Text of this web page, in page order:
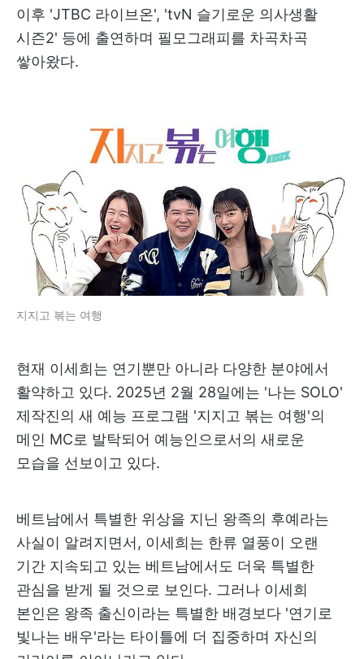
이후 'JTBC 라이브온', 'tvN 슬기로운 의사생활
시즌2' 등에 출연하며 필모그래피를 차곡차곡
쌓아왔다.
지지고 볶는 여행
현재 이세희는 연기뿐만 아니라 다양한 분야에서
활약하고 있다. 2025년 2월 28일에는 '나는 SOLO'
제작진의 새 예능 프로그램 '지지고 볶는 여행'의
메인 MC로 발탁되어 예능인으로서의 새로운
모습을 선보이고 있다.
베트남에서 특별한 위상을 지닌 왕족의 후예라는
사실이 알려지면서, 이세희는 한류 열풍이 오랜
기간 지속되고 있는 베트남에서도 더욱 특별한
관심을 받게 될 것으로 보인다. 그러나 이세희
본인은 왕족 출신이라는 특별한 배경보다 '연기로
빛나는 배우'라는 타이틀에 더 집중하며 자신의